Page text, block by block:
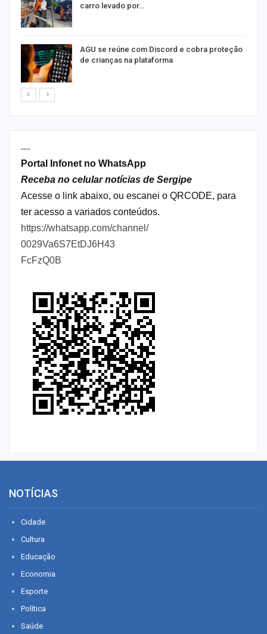
carro levado por…
AGU se reúne com Discord e cobra proteção
de crianças na plataforma
----
Portal Infonet no WhatsApp
Receba no celular notícias de Sergipe
Acesse o link abaixo, ou escanei o QRCODE, para
ter acesso a variados conteúdos.
https://whatsapp.com/channel/
0029Va6S7EtDJ6H43
FcFzQ0B
NOTÍCIAS
Cidade
Cultura
Educação
Economia
Esporte
Política
Saúde